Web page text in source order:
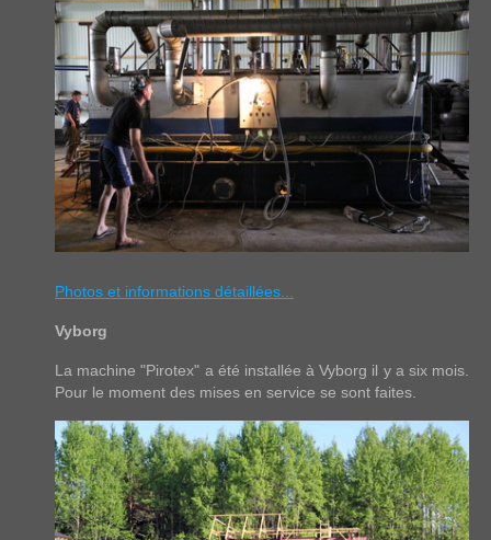
Photos et informations détaillées...
Vyborg
La machine "Pirotex" a été installée à Vyborg il y a six mois.
Pour le moment des mises en service se sont faites.